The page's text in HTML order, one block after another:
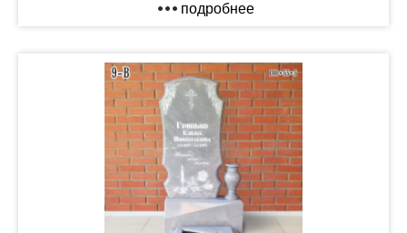
подробнее